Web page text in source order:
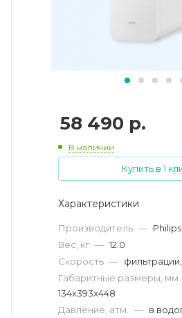
58 490 р.
В наличии
Купить в 1
Характеристики
Производитель — Philips
Вес, кг — 12.0
Скорость —
Габаритные размеры, мм
134x393x448
Давление, атм.
— в